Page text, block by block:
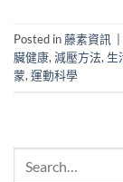
Posted in藤素資訊
臟健康,減壓方法,生
蒙,運動科學